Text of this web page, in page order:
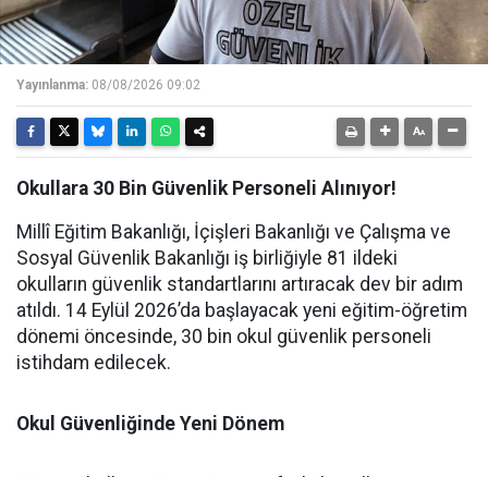
Yayınlanma: 08/08/2026 09:02
Okullara 30 Bin Güvenlik Personeli Alınıyor!
Millî Eğitim Bakanlığı, İçişleri Bakanlığı ve Çalışma ve
Sosyal Güvenlik Bakanlığı iş birliğiyle 81 ildeki
okulların güvenlik standartlarını artıracak dev bir adım
atıldı. 14 Eylül 2026’da başlayacak yeni eğitim-öğretim
dönemi öncesinde, 30 bin okul güvenlik personeli
istihdam edilecek.
Okul Güvenliğinde Yeni Dönem